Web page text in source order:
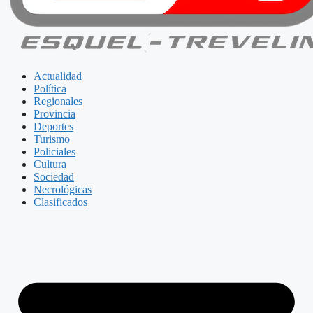
Actualidad
Política
Regionales
Provincia
Deportes
Turismo
Policiales
Cultura
Sociedad
Necrológicas
Clasificados